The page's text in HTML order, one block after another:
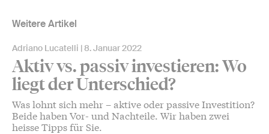
Weitere Artikel
Adriano Lucatelli 8. Januar 2022
Aktiv vs. passiv investieren: Wo
liegt der Unterschied?
Was lohnt sich mehr – aktive oder passive Investition?
Beide haben Vor- und Nachteile. Wir haben zwei
heisse Tipps für Sie.